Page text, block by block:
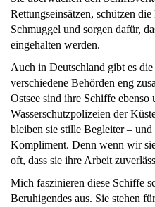
Rettungseinsätzen, schützen
Schmuggel und sorgen dafür,
eingehalten werden.
Auch in Deutschland gibt es
verschiedene Behörden eng
Ostsee sind ihre Schiffe
Wasserschutzpolizeien der
bleiben sie stille Begleiter –
Kompliment. Denn wenn wir
oft, dass sie ihre Arbeit
Mich faszinieren diese Schiffe
Beruhigendes aus. Sie stehen